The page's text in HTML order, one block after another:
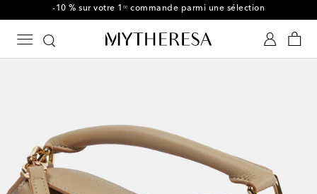
-10 % sur votre 1ʳᵉ commande parmi une sélection